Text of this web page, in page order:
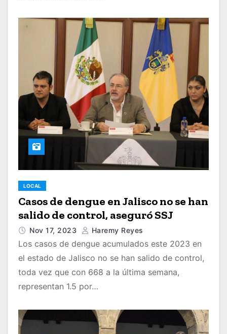
LOCAL
Casos de dengue en Jalisco no se han
salido de control, aseguró SSJ
Nov 17, 2023 Haremy Reyes
Los casos de dengue acumulados este 2023 en
el estado de Jalisco no se han salido de control,
toda vez que con 668 a la última semana,
representan 1.5 por…